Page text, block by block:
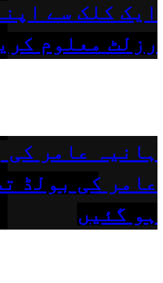
ایک کلک سے
رزلٹ معلوم
ہانیہ عامر کی
عامر کی بولڈ
ہو گئیں